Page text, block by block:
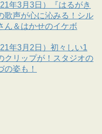
年3月3日）『はるがき
歌声が心に沁みる！シル
ん＆はかせのイケボ
年3月2日）初々しい1
クリップが！スタジオの
姿も！